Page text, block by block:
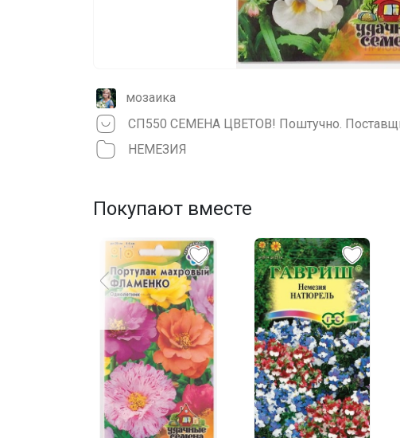
мозаика
СП550 СЕМЕНА ЦВЕТОВ! Поштучно.
НЕМЕЗИЯ
Покупают вместе